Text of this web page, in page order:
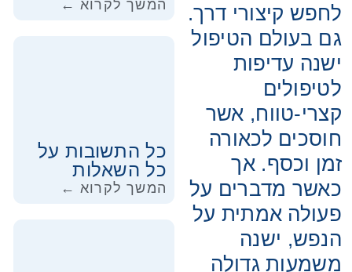
המשך לקרוא ←
כל התשובות על
כל השאלות
המשך לקרוא ←
לחפש קיצורי דרך.
גם בעולם הטיפול
ישנה עדיפות
לטיפולים
קצרי-טווח, אשר
חוסכים לכאורה
זמן וכסף. אך
כאשר מדברים על
פעולה אמתית על
הנפש, ישנה
משמעות גדולה